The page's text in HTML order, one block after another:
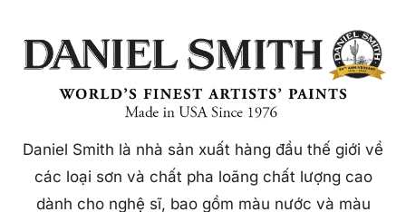
Daniel Smith là nhà sản xuất hàng đầu thế giới về
các loại sơn và chất pha loãng chất lượng cao
dành cho nghệ sĩ, bao gồm màu nước và màu